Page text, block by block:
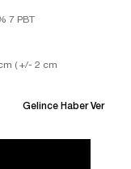
7 PBT
( +/- 2 cm
Gelince Haber Ver